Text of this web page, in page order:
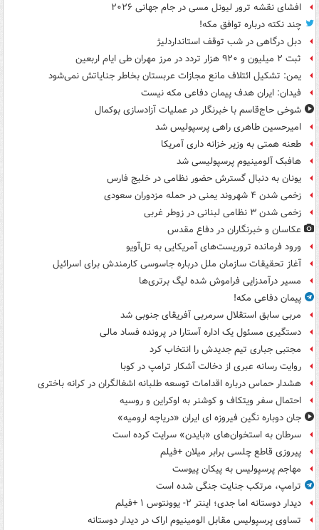
افشای نقشه ترور لیونل مسی در جام جهانی ۲۰۲۶
چند نکته درباره توافق مکه!
دبل درگاهی در شب توقف استانداردلیژ
ثبت ۲ میلیون و ۹۲۰ هزار تردد در مرز مهران طی ایام اربعین
یمن: تشکیل ائتلاف مانع مجازات عربستان بخاطر جنایاتش نمی‌شود
فیدان: ایران هدف پیمان دفاعی مکه نیست
شوخی حاج‌قاسم با خبرنگار در عملیات آزادسازی بوکمال
امیرحسین طاهری راهی پرسپولیس شد
طعنه همتی به وزیر خزانه داری آمریکا
هافبک آلومینیوم پرسپولیسی شد
یونان به دنبال گسترش حضور نظامی در خلیج فارس
زخمی شدن ۴ شهروند یمنی در حمله مزدوران سعودی
زخمی شدن ۳ نظامی لبنانی در زوطر غربی
عکاسان و خبرنگاران در دفاع مقدس
ورود فرمانده تروریست‌های آمریکایی به تل‌آویو
آغاز تحقیقات سازمان ملل درباره جاسوسی کارمندش برای اسرائیل
مسیر درآمدزایی فراموش شده لیگ برتری‌ها
پیمان دفاعی مکه!
مربی سابق استقلال سرمربی آفریقای جنوبی شد
دستگیری مسئول یک اداره آستارا در پرونده فساد مالی
مجتبی جباری تیم جدیدش را انتخاب کرد
روایت رسانه عبری از دخالت آشکار ترامپ در کوبا
هشدار حماس درباره اقدامات توسعه طلبانه اشغالگران در کرانه باختری
احتمال سفر ویتکاف و کوشنر به اوکراین و روسیه
جان دوباره نگین فیروزه ای ایران «دریاچه ارومیه»
سرطان به استخوان‌های «بایدن» سرایت کرده است
پیروزی قاطع چلسی برابر میلان +فیلم
مهاجم پرسپولیس به پیکان پیوست
ترامپ، مرتکب جنایت جنگی شده است
دیدار دوستانه اما جدی؛ اینتر ۲- یوونتوس ۱ +فیلم
تساوی پرسپولیس مقابل الومینیوم اراک در دیدار دوستانه